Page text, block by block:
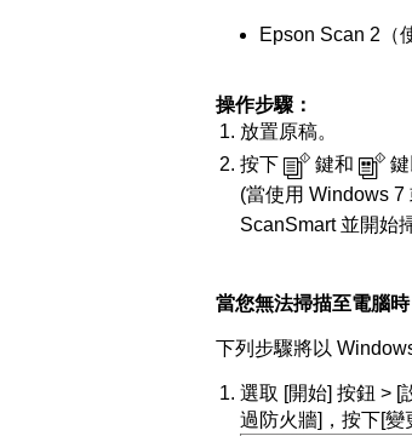
Epson Scan 2
操作步驟：
放置原稿。
按下
鍵和
鍵
(當使用 Windows 7
ScanSmart 並開始
當您無法掃描至電腦
下列步驟將以
選取 [開始] 按鈕 > [
過防火牆]，按下[變